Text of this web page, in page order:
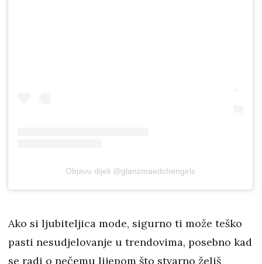
Objavu dijeli @glanzmaedchengirls
Ako si ljubiteljica mode, sigurno ti može teško
pasti nesudjelovanje u trendovima, posebno kad
se radi o nečemu lijepom što stvarno želiš